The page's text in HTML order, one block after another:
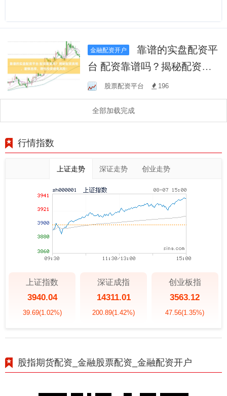
金融配资开户
靠谱的实盘配资平
台 配资靠谱吗？揭秘配资真
相，谨慎选择，理性投资避
免风险！
股票配资平台 196
全部加载完成
行情指数
上证走势 深证走势 创业走势
上证指数
3940.04
39.69(1.02%)
深证成指
14311.01
200.89(1.42%)
创业板指
3563.12
47.56(1.35%)
股指期货配资_金融股票配资_金融配资开户